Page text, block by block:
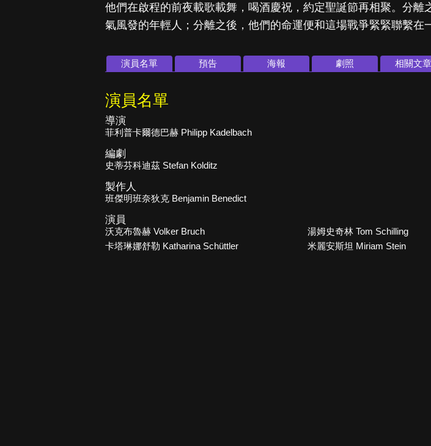
他們在啟程的前夜載歌載舞，喝酒慶祝，約定聖誕節再相聚。分離
氣風發的年輕人；分離之後，他們的命運便和這場戰爭緊緊聯繫在
演員名單 預告 海報 劇照 相關文章
演員名單
導演
菲利普卡爾德巴赫 Philipp Kadelbach
編劇
史蒂芬科迪茲 Stefan Kolditz
製作人
班傑明班奈狄克 Benjamin Benedict
演員
沃克布魯赫 Volker Bruch
湯姆史奇林 Tom Schilling
卡塔琳娜舒勒 Katharina Schüttler
米麗安斯坦 Miriam Stein